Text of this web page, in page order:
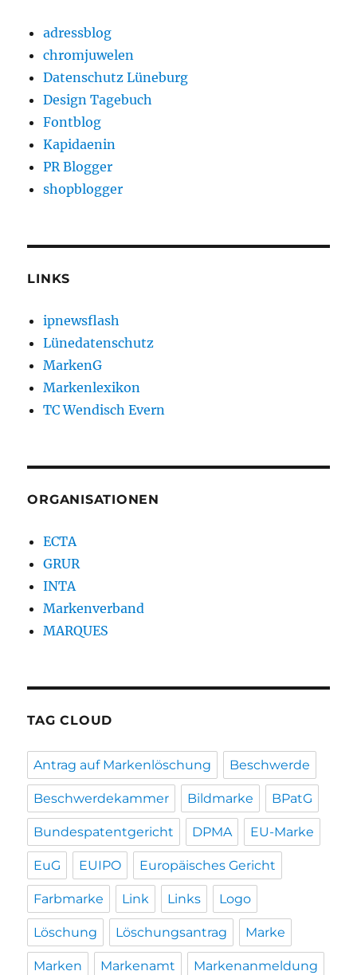
adressblog
chromjuwelen
Datenschutz Lüneburg
Design Tagebuch
Fontblog
Kapidaenin
PR Blogger
shopblogger
LINKS
ipnewsflash
Lünedatenschutz
MarkenG
Markenlexikon
TC Wendisch Evern
ORGANISATIONEN
ECTA
GRUR
INTA
Markenverband
MARQUES
TAG CLOUD
Antrag auf Markenlöschung Beschwerde
Beschwerdekammer Bildmarke BPatG
Bundespatentgericht DPMA EU-Marke
EuG EUIPO Europäisches Gericht
Farbmarke Link Links Logo
Löschung Löschungsantrag Marke
Marken Markenamt Markenanmeldung